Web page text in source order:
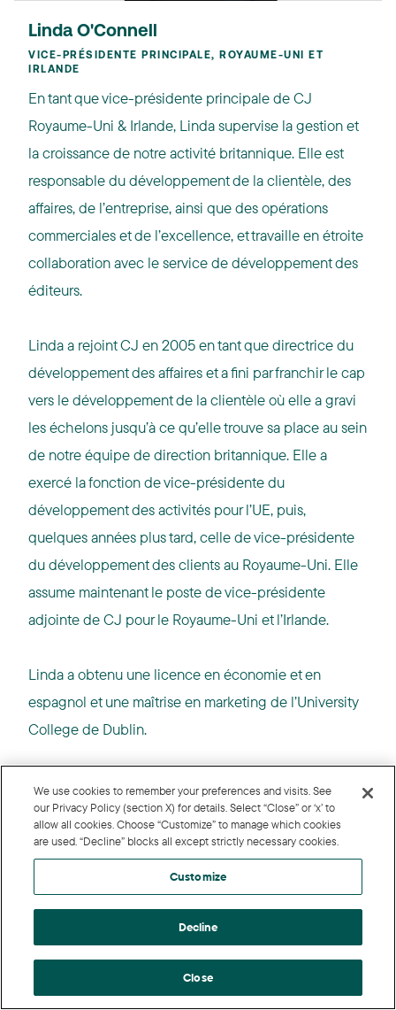
Linda O'Connell
VICE-PRÉSIDENTE PRINCIPALE, ROYAUME-UNI ET
IRLANDE
En tant que vice-présidente principale de CJ
Royaume-Uni & Irlande, Linda supervise la gestion et
la croissance de notre activité britannique. Elle est
responsable du développement de la clientèle, des
affaires, de l’entreprise, ainsi que des opérations
commerciales et de l’excellence, et travaille en étroite
collaboration avec le service de développement des
éditeurs.
Linda a rejoint CJ en 2005 en tant que directrice du
développement des affaires et a fini par franchir le cap
vers le développement de la clientèle où elle a gravi
les échelons jusqu’à ce qu’elle trouve sa place au sein
de notre équipe de direction britannique. Elle a
exercé la fonction de vice-présidente du
développement des activités pour l’UE, puis,
quelques années plus tard, celle de vice-présidente
du développement des clients au Royaume-Uni. Elle
assume maintenant le poste de vice-présidente
adjointe de CJ pour le Royaume-Uni et l’Irlande.
Linda a obtenu une licence en économie et en
espagnol et une maîtrise en marketing de l’University
College de Dublin.
We use cookies to remember your preferences and visits. See
our Privacy Policy (section X) for details. Select “Close” or ‘x’ to
allow all cookies. Choose “Customize” to manage which cookies
are used. “Decline” blocks all except strictly necessary cookies.
Customize
Decline
Close